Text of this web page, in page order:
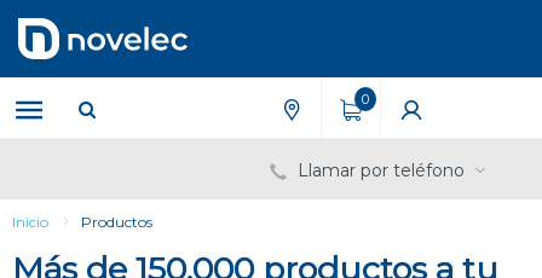
contenido
menú
de
navegación
0
Llamar por teléfono
Inicio Productos
Más de 150.000 productos a tu